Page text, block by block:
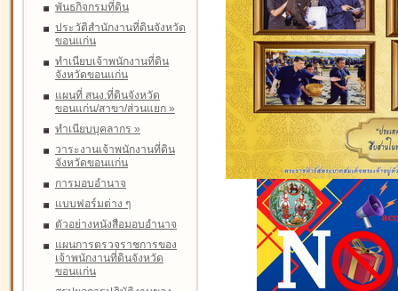
พันธกิจกรมที่ดิน
ประวัติสำนักงานที่ดินจังหวัด
ขอนแก่น
ทำเนียบเจ้าพนักงานที่ดิน
จังหวัดขอนแก่น
แผนที่ สนง.ที่ดินจังหวัด
ขอนแก่น/สาขา/ส่วนแยก »
ทำเนียบบุคลากร »
วาระงานเจ้าพนักงานที่ดิน
จังหวัดขอนแก่น
การมอบอำนาจ
แบบฟอร์มต่าง ๆ
ตัวอย่างหนังสือมอบอำนาจ
แผนการตรวจราชการของ
เจ้าพนักงานที่ดินจังหวัด
ขอนแก่น